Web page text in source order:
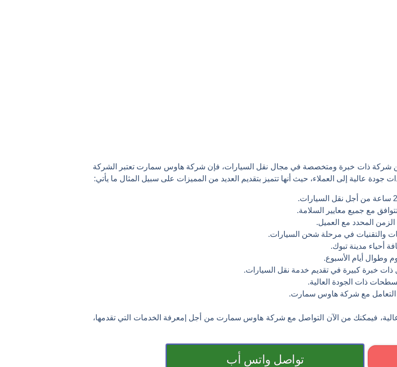
شركة ذات خبرة ومتخصصة في مجال نقل السيارات، فإن شركة هاوس سمارت تعتبر الشركة
جودة عالية إلى العملاء، حيث أنها تتميز بتقديم العديد من المميزات على سبيل المثال ما يأتي:
مع جميع معايير السلامة.
المحدد مع العميل.
والتقنيات في مرحلة شحن السيارات.
أحياء مدينة تبوك.
أيام الأسبوع.
خبرة كبيرة في تقديم خدمة نقل السيارات.
ذات الجودة العالية.
مع شركة هاوس سمارت.
فيمكنك من الآن التواصل مع شركة هاوس سمارت من أجل |معرفة الخدمات التي تقدمها،
تواصل واتس أب